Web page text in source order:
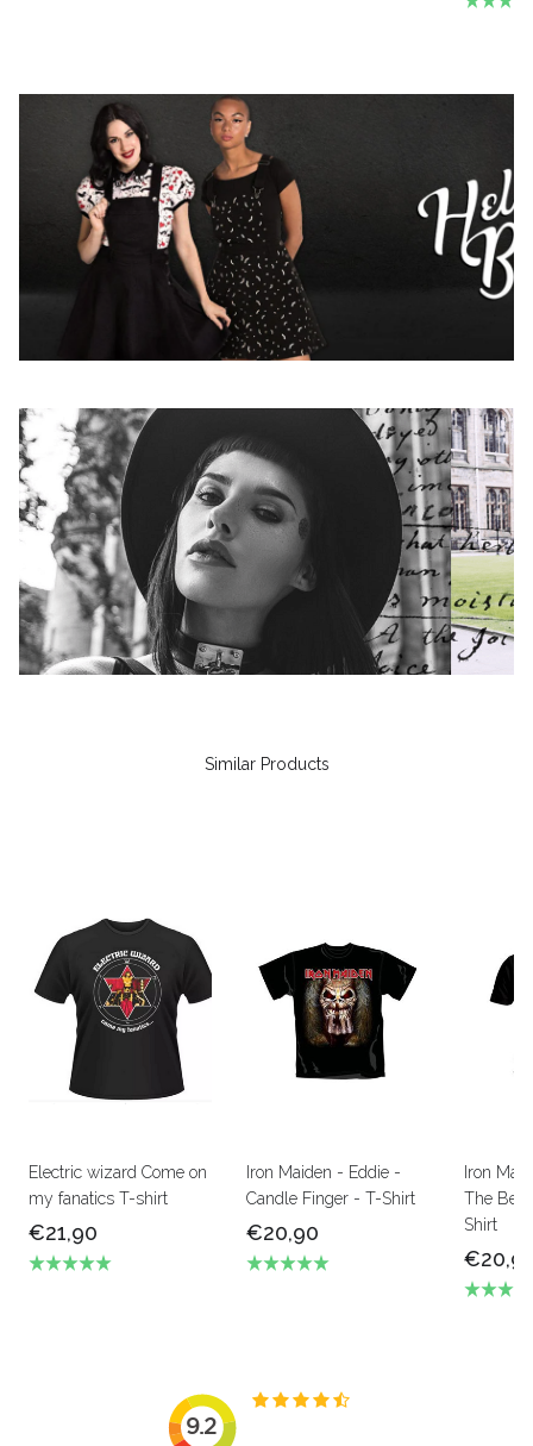
Similar Products
Electric wizard Come on
my fanatics T-shirt
€21,90
Iron Maiden - Eddie -
Candle Finger - T-Shirt
€20,90
Iron
The
Shirt